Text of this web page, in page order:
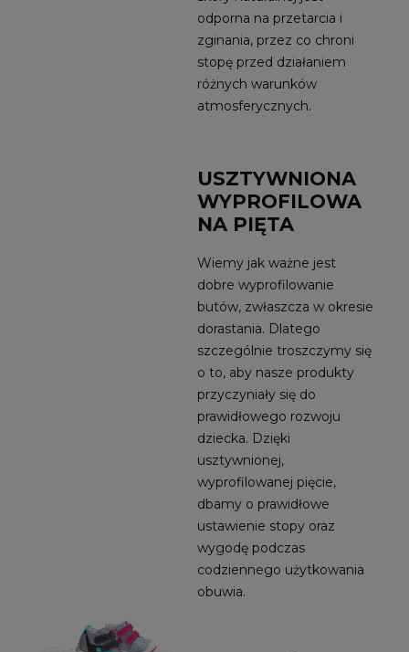
odporna na przetarcia i
zginania, przez co chroni
stopę przed działaniem
różnych warunków
atmosferycznych.
USZTYWNIONA
WYPROFILOWA
NA PIĘTA
Wiemy jak ważne jest
dobre wyprofilowanie
butów, zwłaszcza w okresie
dorastania. Dlatego
szczególnie troszczymy się
o to, aby nasze produkty
przyczyniały się do
prawidłowego rozwoju
dziecka. Dzięki
usztywnionej,
wyprofilowanej pięcie,
dbamy o prawidłowe
ustawienie stopy oraz
wygodę podczas
codziennego użytkowania
obuwia.